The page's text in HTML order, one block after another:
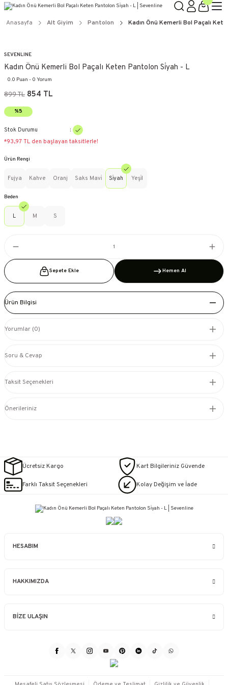
Anasayfa Alt Giyim Pantolon Kadın Önü Kemerli Bol Paçalı
SEVENLINE
Kadın Önü Kemerli Bol Paçalı Keten Pantolon Si̇yah - L
0.0 Puan - 0 Yorum
899 TL 854 TL
%5
Stok Durumu
*93,97 TL den başlayan taksitlerle!
Ürün Rengi
Fujya Kahve Oranj Saks Mavi̇ Si̇yah Yeşi̇l
Beden
L M S
Sepete Ekle Hemen Al
Ürün Bilgisi
Yorumlar (0)
Soru & Cevap
Taksit Seçenekleri
Önerileriniz
Ücretsiz Kargo Kart Bilgileriniz Güvende
Farklı Taksit Seçenekleri Kolay Değişim ve İade
HESABIM
HAKKIMIZDA
BİZE ULAŞIN